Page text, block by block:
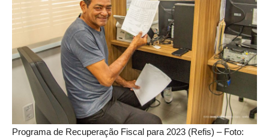
Programa de Recuperação Fiscal para 2023 (Refis) – Foto: